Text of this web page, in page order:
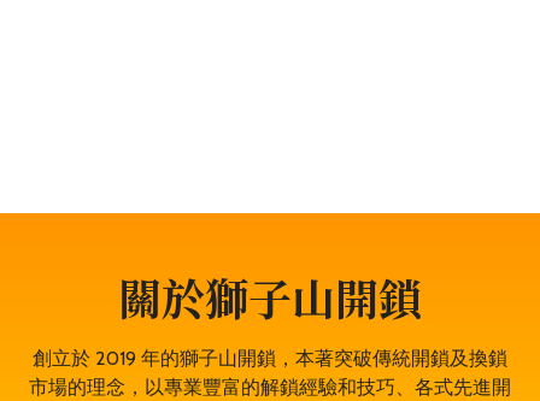
關於獅子山開鎖
創立於 2019 年的獅子山開鎖，本著突破傳統開鎖及換鎖
市場的理念，以專業豐富的解鎖經驗和技巧、各式先進開